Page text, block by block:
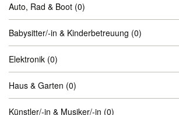
Auto, Rad & Boot (0)
Babysitter/-in & Kinderbetreuung (0)
Elektronik (0)
Haus & Garten (0)
Künstler/-in & Musiker/-in (0)